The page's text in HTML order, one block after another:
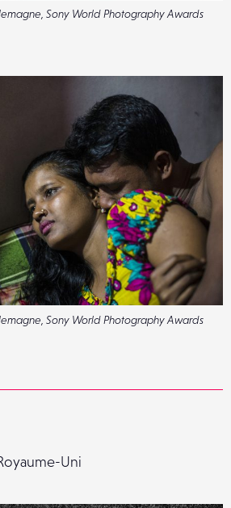
Sony World Photography Awards
Sony World Photography Awards
Uni